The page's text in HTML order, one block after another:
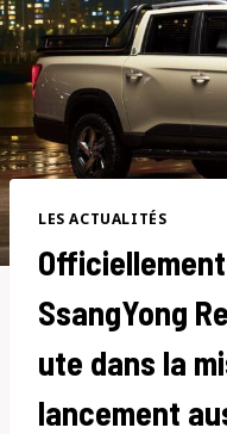
LES ACTUALITÉS
SsangYong
ute dans la
lancement